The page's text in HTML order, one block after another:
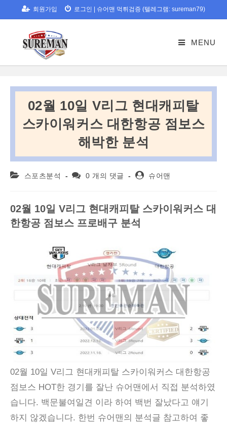
to
회원가입 로그인 슈어맨 먹튀검증 (텔레그램: sureman79)
MENU
02월 10일 V리그 현대캐피탈
스카이워커스 대한항공 점보스
해박한 분석
Post 스포츠분석
Post0 개의 댓글
Post슈어맨
02월 10일 V리그 현대캐피탈 스카이워커스 대
한항공 점보스 프로배구 분석
02월 10일 V리그 현대캐피탈 스카이워커스 대한항공
점보스 HOT한 경기를 잘난 슈어맨에서 직접 분석하였
습니다. 백문불여일견 이라 하여 백번 잘났다고 얘기
하지 않겠습니다. 한번 슈어맨의 분석글 참고하여 좋